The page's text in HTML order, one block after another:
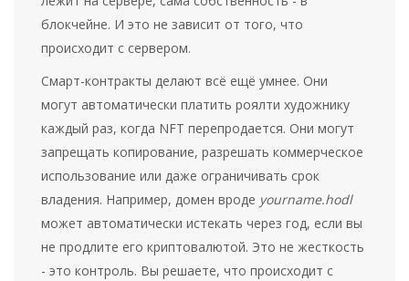
блокчейне. И это не зависит от того, что
происходит с сервером.
Смарт-контракты делают всё ещё умнее. Они
могут автоматически платить роялти художнику
каждый раз, когда NFT перепродается. Они могут
запрещать копирование, разрешать коммерческое
использование или даже ограничивать срок
владения. Например, домен вроде yourname.hodl
может автоматически истекать через год, если вы
не продлите его криптовалютой. Это не жесткость
- это контроль. Вы решаете, что происходит с